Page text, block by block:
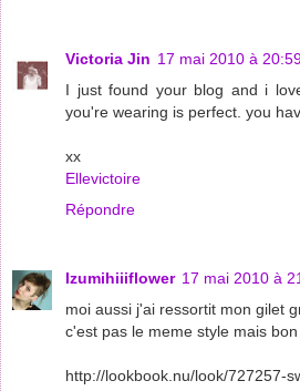
Victoria Jin 17 mai 2010 à
I just found your blog and i
you're wearing is perfect. you
xx
Ellevictoire
Répondre
Izumihiiiflower 17 mai 2010 à
moi aussi j'ai ressortit mon gilet
c'est pas le meme style mais
http://lookbook.nu/look/727257-